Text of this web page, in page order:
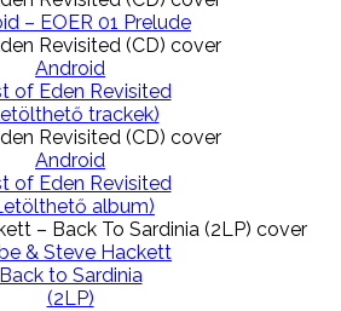
– EOER 01 Prelude
Android
of Eden Revisited
trackek)
Android
of Eden Revisited
album)
& Steve Hackett
Back to Sardinia
(2LP)